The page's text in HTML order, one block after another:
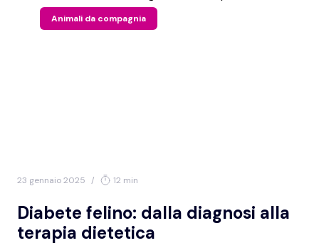
Animali da compagnia
23 gennaio 2025 / 12 min
Diabete felino: dalla diagnosi alla
terapia dietetica